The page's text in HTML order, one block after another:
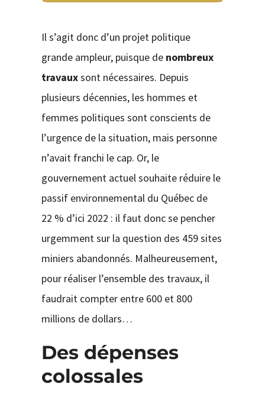
Il s’agit donc d’un projet politique
grande ampleur, puisque de nombreux
travauxsont nécessaires. Depuis
plusieurs décennies, les hommes et
femmes politiques sont conscients de
l’urgence de la situation, mais personne
n’avait franchi le cap. Or, le
gouvernement actuel souhaite réduire le
passif environnemental du Québec de
22 % d’ici 2022 : il faut donc se pencher
urgemment sur la question des 459 sites
miniers abandonnés. Malheureusement,
pour réaliser l’ensemble des travaux, il
faudrait compter entre 600 et 800
millions de dollars…
Des dépenses
colossales